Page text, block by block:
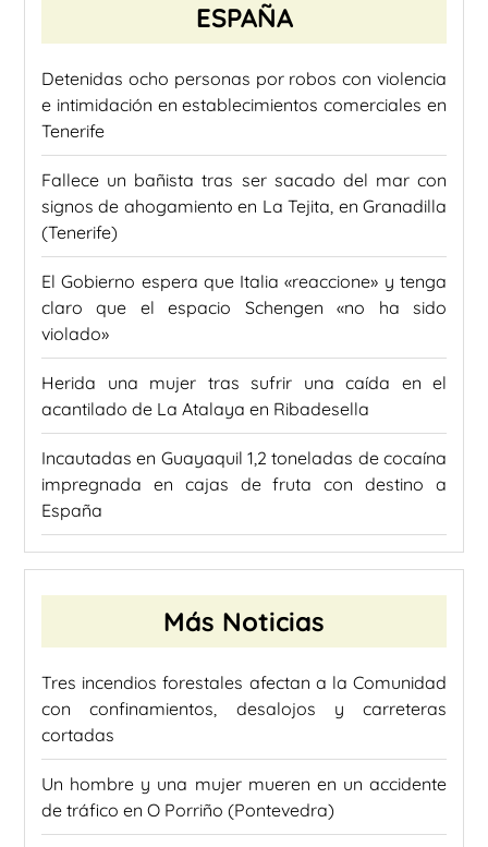
ESPAÑA
Detenidas ocho personas por robos con violencia
e intimidación en establecimientos comerciales en
Tenerife
Fallece un bañista tras ser sacado del mar con
signos de ahogamiento en La Tejita, en Granadilla
(Tenerife)
El Gobierno espera que Italia «reaccione» y tenga
claro que el espacio Schengen «no ha sido
violado»
Herida una mujer tras sufrir una caída en el
acantilado de La Atalaya en Ribadesella
Incautadas en Guayaquil 1,2 toneladas de cocaína
impregnada en cajas de fruta con destino a
España
Más Noticias
Tres incendios forestales afectan a la Comunidad
con confinamientos, desalojos y carreteras
cortadas
Un hombre y una mujer mueren en un accidente
de tráfico en O Porriño (Pontevedra)